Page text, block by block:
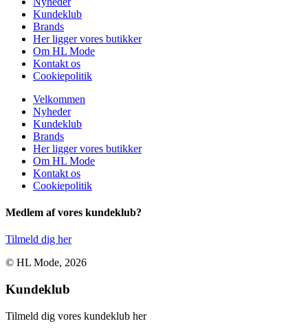
Kundeklub
Brands
Her ligger vores butikker
Om HL Mode
Kontakt os
Cookiepolitik
Velkommen
Nyheder
Kundeklub
Brands
Her ligger vores butikker
Om HL Mode
Kontakt os
Cookiepolitik
Medlem af vores kundeklub?
Tilmeld dig her
© HL Mode, 2026
Kundeklub
Tilmeld dig vores kundeklub her